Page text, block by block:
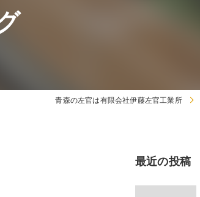
青森の左官は有限会社伊藤左官工業所
最近の投稿